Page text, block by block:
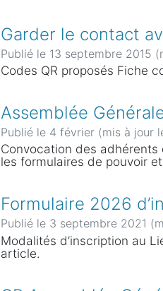
Garder le contact
Publié le 13 septembre 2015
Codes QR proposés Fiche
Assemblée
Publié le 4 février (mis à jour
Convocation des adhérents
les formulaires de pouvoir
Formulaire 2026
Publié le 3 septembre 2021
Modalités d’inscription au
article.